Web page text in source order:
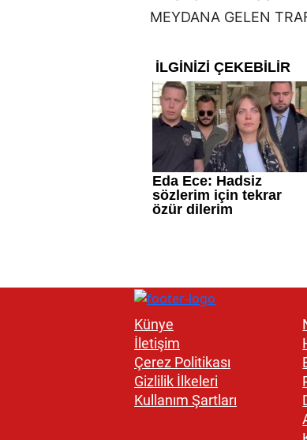
Künye
İletişim
Çerez Politikası
Gizlilik İlkeleri
Kullanım Şartları